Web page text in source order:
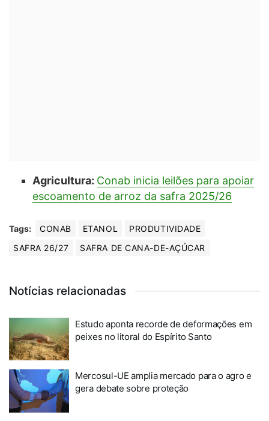
Agricultura: Conab inicia leilões para apoiar
escoamento de arroz da safra 2025/26
Tags: CONAB ETANOL
PRODUTIVIDADE
SAFRA 26/27
SAFRA DE CANA-DE-AÇÚCAR
Notícias relacionadas
Estudo aponta recorde de deformações em
peixes no litoral do Espírito Santo
Mercosul-UE amplia mercado para o agro e
gera debate sobre proteção